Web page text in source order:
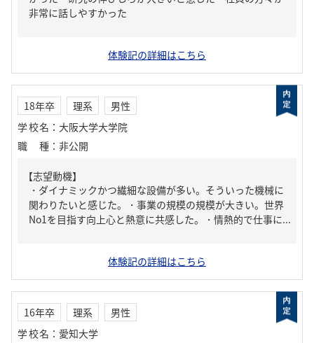
非常に話しやすかった
体験記の詳細はこちら
18年卒 理系
男性
学校名 ： 大阪大学大学院
職種 ： 非公開
【志望動機】
・ダイナミックかつ繊細な設備が多い。そういった機械に
関わりたいと感じた。・事業の規模の規模が大きい。世界
No1を目指す向上心と熱意に共感した。・情熱的で仕事に...
体験記の詳細はこちら
16年卒 理系
男性
学校名 ： 愛知大学